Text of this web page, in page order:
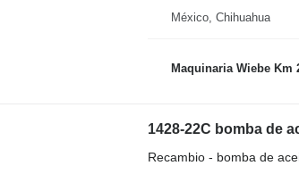
México, Chihuahua
Maquinaria Wiebe Km
1428-22C bomba de
Recambio - bomba de